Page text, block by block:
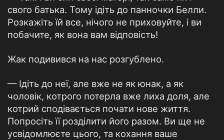
свого батька. Тому ідіть до панночки Белли.
Розкажіть їй все, нічого не приховуйте, і ви
побачите, як вона вам відповість!
Жак подивився на нас розгублено.
— Ідіть до неї, але вже не як юнак, а як
чоловік, котрого потерла вже лиха доля, але
котрий сподівається почати нове життя.
Попросіть її розділити його разом. Ви ще не
усвідомлюєте цього, та кохання ваше